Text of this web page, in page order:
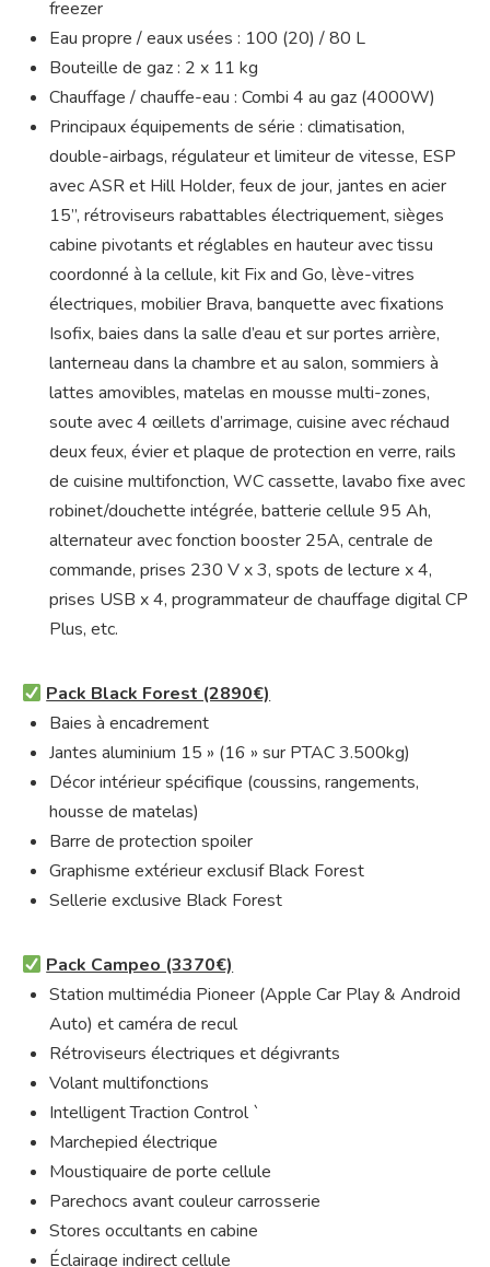
freezer
Eau propre / eaux usées : 100 (20) / 80 L
Bouteille de gaz : 2 x 11 kg
Chauffage / chauffe-eau : Combi 4 au gaz (4000W)
Principaux équipements de série : climatisation,
double-airbags, régulateur et limiteur de vitesse, ESP
avec ASR et Hill Holder, feux de jour, jantes en acier
15’’, rétroviseurs rabattables électriquement, sièges
cabine pivotants et réglables en hauteur avec tissu
coordonné à la cellule, kit Fix and Go, lève-vitres
électriques, mobilier Brava, banquette avec fixations
Isofix, baies dans la salle d’eau et sur portes arrière,
lanterneau dans la chambre et au salon, sommiers à
lattes amovibles, matelas en mousse multi-zones,
soute avec 4 œillets d’arrimage, cuisine avec réchaud
deux feux, évier et plaque de protection en verre, rails
de cuisine multifonction, WC cassette, lavabo fixe avec
robinet/douchette intégrée, batterie cellule 95 Ah,
alternateur avec fonction booster 25A, centrale de
commande, prises 230 V x 3, spots de lecture x 4,
prises USB x 4, programmateur de chauffage digital CP
Plus, etc.
Pack Black Forest (2890€)
Baies à encadrement
Jantes aluminium 15 » (16 » sur PTAC 3.500kg)
Décor intérieur spécifique (coussins, rangements,
housse de matelas)
Barre de protection spoiler
Graphisme extérieur exclusif Black Forest
Sellerie exclusive Black Forest
Pack Campeo (3370€)
Station multimédia Pioneer (Apple Car Play & Android
Auto) et caméra de recul
Rétroviseurs électriques et dégivrants
Volant multifonctions
Intelligent Traction Control `
Marchepied électrique
Moustiquaire de porte cellule
Parechocs avant couleur carrosserie
Stores occultants en cabine
Éclairage indirect cellule